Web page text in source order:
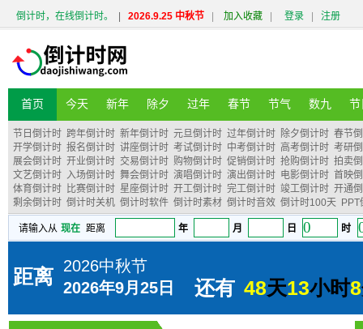
倒计时，在线倒计时。 2026.9.25 中秋节 加入收藏 登录 注册
首页 今天 新年 除夕 过年 春节 节气 数九 节
节日倒计时 跨年倒计时 新年倒计时 元旦倒计时 过年倒计时 除夕倒计时 春节
开学倒计时 报名倒计时 讲座倒计时 考试倒计时 中考倒计时 高考倒计时 考研
展会倒计时 开业倒计时 交易倒计时 购物倒计时 促销倒计时 抢购倒计时 拍卖
文艺倒计时 入场倒计时 舞会倒计时 演唱倒计时 演出倒计时 电影倒计时 首映
体育倒计时 比赛倒计时 星座倒计时 开工倒计时 完工倒计时 竣工倒计时 开通
剩余倒计时 倒计时关机 倒计时软件 倒计时素材 倒计时音效 倒计时100天 PPT